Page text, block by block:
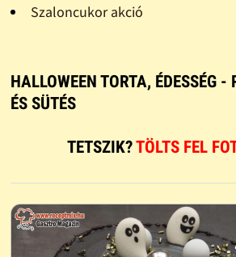
Szaloncukor akció
HALLOWEEN TORTA, ÉDESSÉG -
ÉS SÜTÉS
TETSZIK?TÖLTS FEL